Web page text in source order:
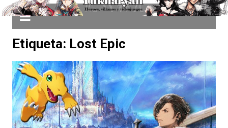
Etiqueta: Lost Epic